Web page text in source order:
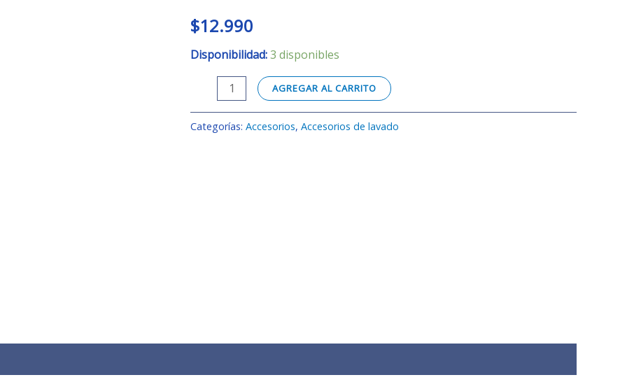
$12.990
Disponibilidad:3 disponibles
cantidad
AGREGAR AL CARRITO
Categorías: Accesorios, Accesorios de lavado